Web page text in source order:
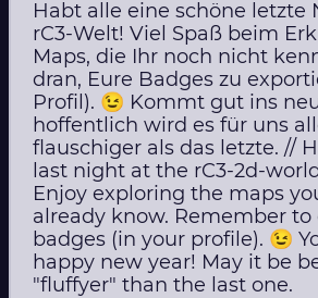
Habt alle eine schöne letzte
rC3-Welt! Viel Spaß beim
Maps, die Ihr noch nicht
dran, Eure Badges zu
Profil). 😉 Kommt gut ins
hoffentlich wird es für uns
flauschiger als das letzte. //
last night at the rC3-2d-
Enjoy exploring the maps
already know. Remember
badges (in your profile). 😉
happy new year! May it be
"fluffyer" than the last one.